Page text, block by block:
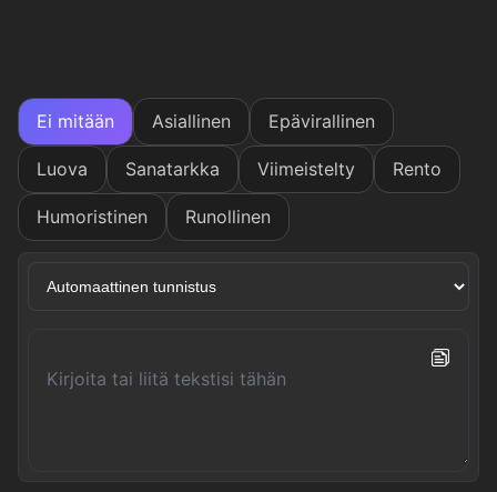
Ei mitään Asiallinen Epävirallinen
Luova Sanatarkka Viimeistelty Rento
Humoristinen Runollinen